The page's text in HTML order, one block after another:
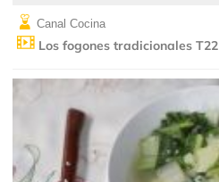
Canal Cocina
Los fogones tradicionales T22